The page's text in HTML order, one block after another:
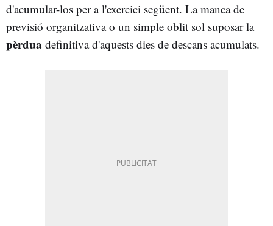
d'acumular-los per a l'exercici següent. La manca de
previsió organitzativa o un simple oblit sol suposar la
pèrdua definitiva d'aquests dies de descans acumulats.